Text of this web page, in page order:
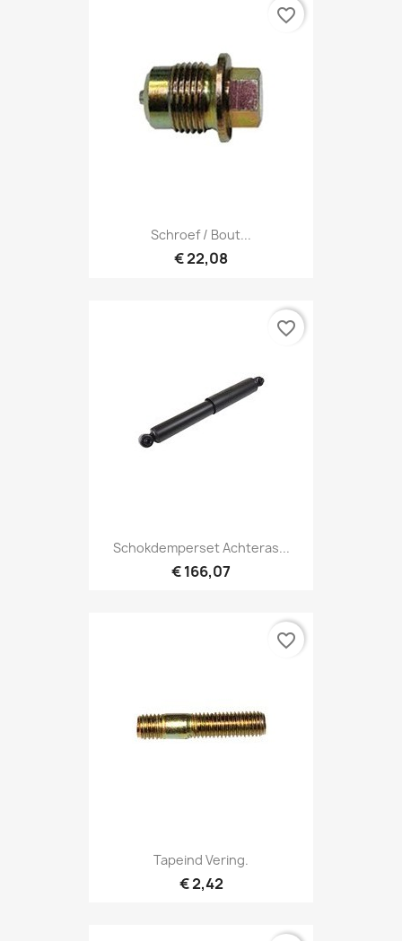
Schroef / Bout...
€ 22,08
favorite_border
Schokdemperset Achteras...
€ 166,07
favorite_border
Tapeind Vering.
€ 2,42
favorite_border